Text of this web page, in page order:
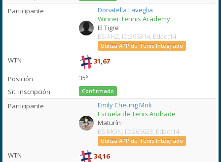
Donatella Laveglia
Winner Tennis Academy
El Tigre
ES:ANZ, ID:395314, Edad:14
Utiliza APP de Tenis Integrado
31,67
35º
Confirmado
Emily Cheung Mok
Escuela de Tenis Andrade
Maturín
ES:MON, ID:265923, Edad:14
Utiliza APP de Tenis Integrado
34,16